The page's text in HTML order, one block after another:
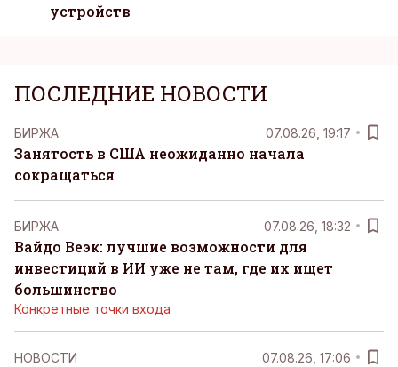
устройств
ПОСЛЕДНИЕ НОВОСТИ
БИРЖА 07.08.26, 19:17
Занятость в США неожиданно начала
сокращаться
БИРЖА 07.08.26, 18:32
Вайдо Веэк: лучшие возможности для
инвестиций в ИИ уже не там, где их ищет
большинство
Конкретные точки входа
НОВОСТИ 07.08.26, 17:06